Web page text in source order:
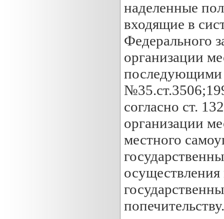
наделенные
входящие в
Федерального
организации
последующими
согласно ст.
организации
местного
попечительству.